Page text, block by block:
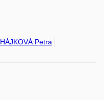
HÁJKOVÁ Petra